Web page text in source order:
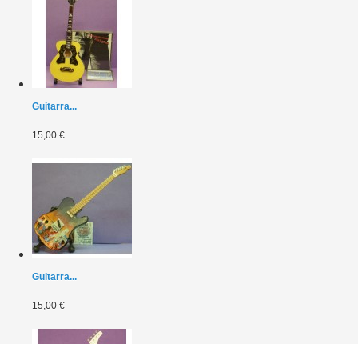
Guitarra...
15,00 €
Guitarra...
15,00 €